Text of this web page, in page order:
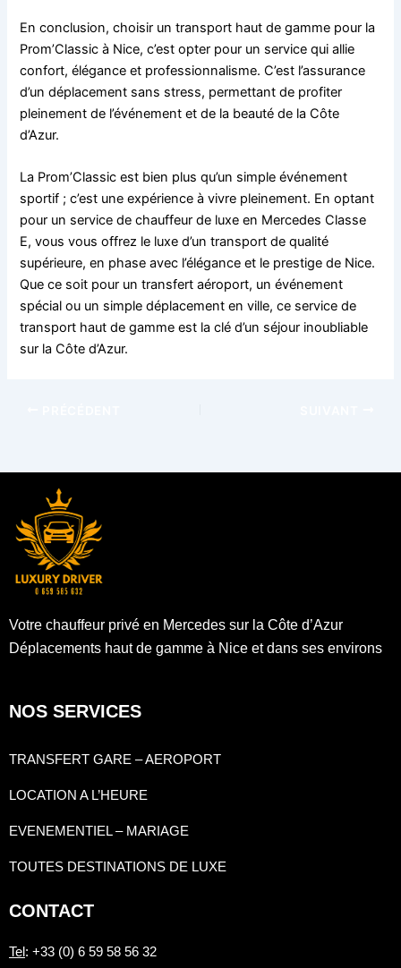
En conclusion, choisir un transport haut de gamme pour la
Prom’Classic à Nice, c’est opter pour un service qui allie
confort, élégance et professionnalisme. C’est l’assurance
d’un déplacement sans stress, permettant de profiter
pleinement de l’événement et de la beauté de la Côte
d’Azur.
La Prom’Classic est bien plus qu’un simple événement
sportif ; c’est une expérience à vivre pleinement. En optant
pour un service de chauffeur de luxe en Mercedes Classe
E, vous vous offrez le luxe d’un transport de qualité
supérieure, en phase avec l’élégance et le prestige de Nice.
Que ce soit pour un transfert aéroport, un événement
spécial ou un simple déplacement en ville, ce service de
transport haut de gamme est la clé d’un séjour inoubliable
sur la Côte d’Azur.
Votre chauffeur privé en Mercedes sur la Côte d’Azur
Déplacements haut de gamme à Nice et dans ses environs
NOS SERVICES
TRANSFERT GARE – AEROPORT
LOCATION A L’HEURE
EVENEMENTIEL – MARIAGE
TOUTES DESTINATIONS DE LUXE
CONTACT
Tel : +33 (0) 6 59 58 56 32